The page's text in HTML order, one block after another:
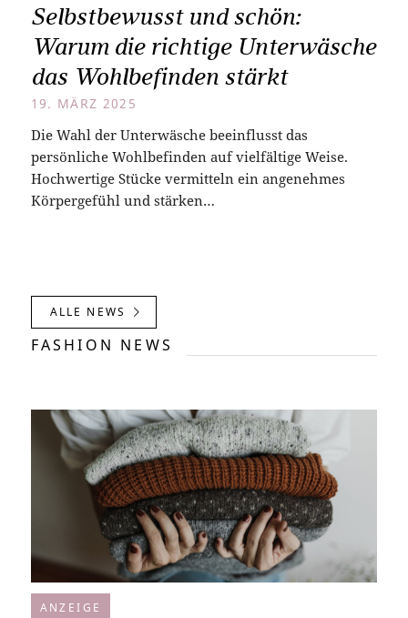
Selbstbewusst und schön:
Warum die richtige Unterwäsche
das Wohlbefinden stärkt
19. MÄRZ 2025
Die Wahl der Unterwäsche beeinflusst das
persönliche Wohlbefinden auf vielfältige Weise.
Hochwertige Stücke vermitteln ein angenehmes
Körpergefühl und stärken…
ALLE NEWS
FASHION NEWS
ANZEIGE